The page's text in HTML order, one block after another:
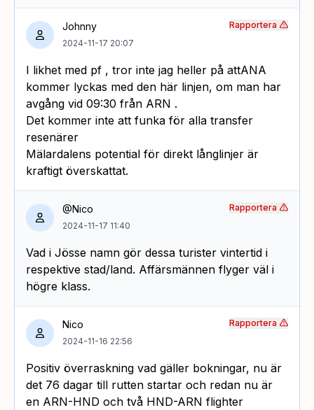
Johnny
2024-11-17 20:07
I likhet med pf , tror inte jag heller på attANA
kommer lyckas med den här linjen, om man har
avgång vid 09:30 från ARN .
Det kommer inte att funka för alla transfer
resenärer
Mälardalens potential för direkt långlinjer är
kraftigt överskattat.
Rapportera
@Nico
2024-11-17 11:40
Vad i Jösse namn gör dessa turister vintertid i
respektive stad/land. Affärsmännen flyger väl i
högre klass.
Rapportera
Nico
2024-11-16 22:56
Positiv överraskning vad gäller bokningar, nu är
det 76 dagar till rutten startar och redan nu är
en ARN-HND och två HND-ARN flighter
Rapportera